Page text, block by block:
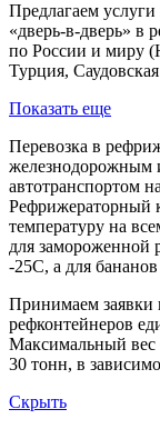
Предлагаем услуги
«дверь-в-дверь» в
по России и миру
Турция,
Показать еще
Перевозка в
железнодорожным
автотранспортом
Рефрижераторный
температуру на
для замороженной
-25С, а для
Принимаем заявки
рефконтейнеров
Максимальный вес
30 тонн, в
Скрыть